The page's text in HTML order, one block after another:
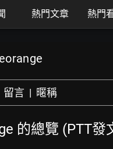
熱門文章 熱門
留言 | 暱稱
的總覽 (PTT發